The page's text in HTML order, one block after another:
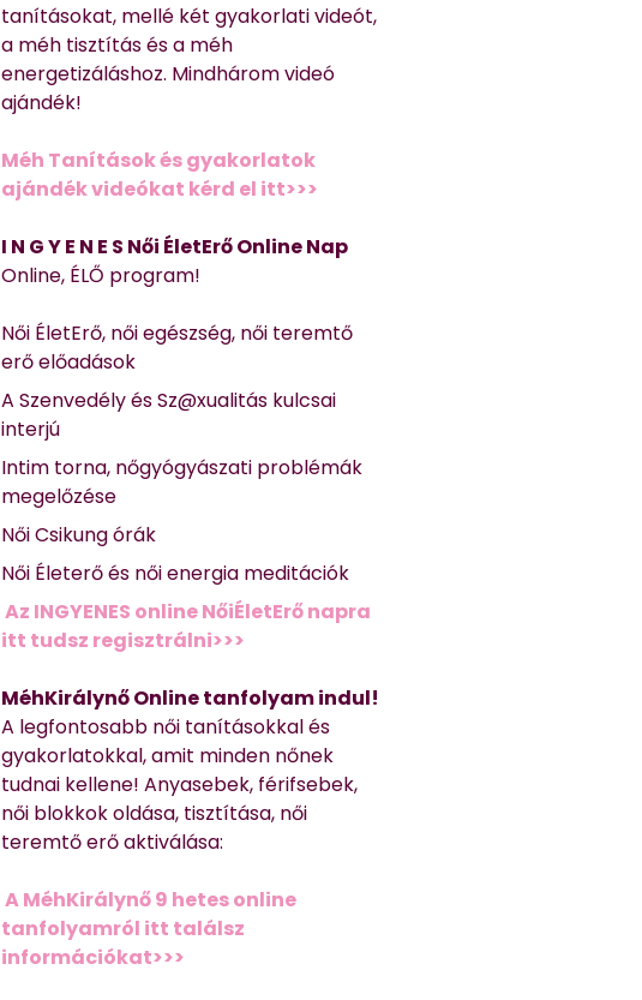
tanításokat, mellé két gyakorlati videót,
a méh tisztítás és a méh
energetizáláshoz. Mindhárom videó
ajándék!
Méh Tanítások és gyakorlatok
ajándék videókat kérd el itt>>>
I N G Y E N E S Női ÉletErő Online Nap
Online, ÉLŐ program!
Női ÉletErő, női egészség, női teremtő
erő előadások
A Szenvedély és Sz@xualitás kulcsai
interjú
Intim torna, nőgyógyászati problémák
megelőzése
Női Csikung órák
Női Életerő és női energia meditációk
Az INGYENES online NőiÉletErő napra
itt tudsz regisztrálni>>>
MéhKirálynő Online tanfolyam indul!
A legfontosabb női tanításokkal és
gyakorlatokkal, amit minden nőnek
tudnai kellene! Anyasebek, férifsebek,
női blokkok oldása, tisztítása, női
teremtő erő aktiválása:
A MéhKirálynő 9 hetes online
tanfolyamról itt találsz
információkat>>>